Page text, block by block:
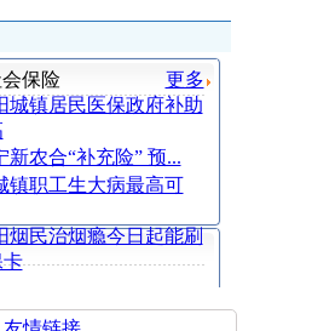
保险
更多
城镇居民医保政府补助
新农合“补充险” 预...
镇职工生大病最高可
烟民治烟瘾今日起能刷